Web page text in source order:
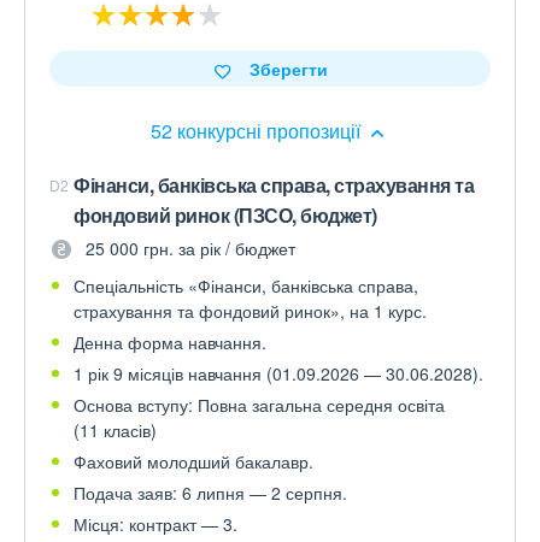
52 конкурсні пропозиції
Зберегти
D2 Фінанси, банківська справа, страхування та
фондовий ринок (ПЗСО, бюджет)
25 000 грн. за рік / бюджет
Спеціальність «Фінанси, банківська справа,
страхування та фондовий ринок», на 1 курс.
Денна форма навчання.
1 рік 9 місяців навчання (01.09.2026 — 30.06.2028).
Основа вступу: Повна загальна середня освіта
(11 класів)
Фаховий молодший бакалавр.
Подача заяв: 6 липня — 2 серпня.
Місця: контракт — 3.